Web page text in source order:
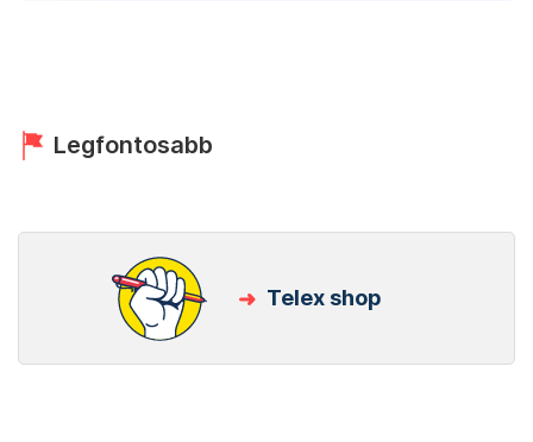
Legfontosabb
Telex shop